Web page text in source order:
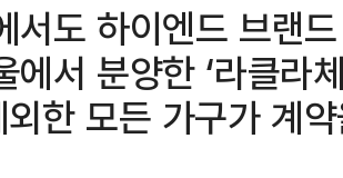
서도 하이엔드 브랜
에서 분양한 ‘라클라
한 모든 가구가 계